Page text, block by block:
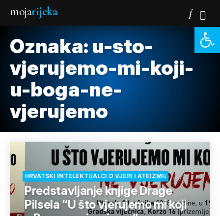
mojarijeka
Oznaka: u-sto-
vjerujemo-mi-koji-
u-boga-ne-
vjerujemo
HRVATSKI INTELEKTUALCI O VJERI I ATEIZMU
Predstavljanje knjige Drage
Pilsela “U što vjerujemo mi koji